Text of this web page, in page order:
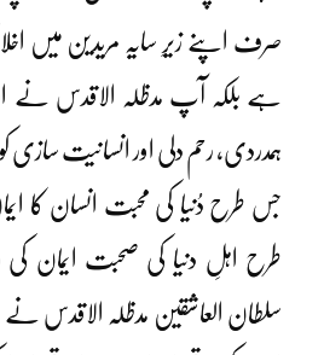
صرف اپنے زیرِ سایہ مریدین میں
ہے بلکہ آپ مدظلہ الاقدس نے
ہمدردی، رحم دلی اور انسانیت سازی
جس طرح دُنیا کی محبت انسان کا
طرح اہلِ دنیا کی صحبت ایمان
سلطان العاشقین مدظلہ الاقدس